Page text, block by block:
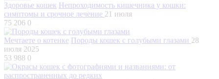
Здоровье кошек Непроходимость кишечника у кошки:
симптомы и срочное лечение 21 июля
75 206 0
Мечтаете о котенке Породы кошек с голубыми глазами 28
июля 2025
53 988 0